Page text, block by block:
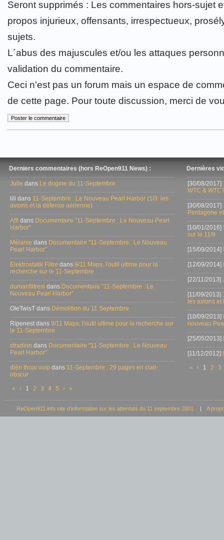
Seront supprimés : Les commentaires hors-sujet
propos injurieux, offensants, irrespectueux,
sujets.
L´abus des majuscules et/ou les attaques
validation du commentaire.
Ceci n'est pas un forum mais un espace de
de cette page. Pour toute discussion, merci de
Derniers commentaires (hors ReOpen911 News) :
Julie dans Le dogme du 11-Septembre
lili dans 11-Septembre : Le Nouveau Pearl Harbor (1/3: les
avions et la défense aérienne)
Affi dans Documentaire "11-Septembre : Le Nouveau Pearl
Harbor"
Mélanie dans Documentaire "11-Septembre : Le Nouveau
Pearl Harbor"
Elektrostatik Filtre dans 9/11 Maps, l'outil ultime pour la
recherche sur le 11-Septembre
dumanfiltresi dans Documentaire "11-Septembre : Le
Nouveau Pearl Harbor"
OleTwisT dans Démolition du 11 Septembre
Ripenest dans 9/11 Maps, l'outil ultime pour la recherche sur
le 11-Septembre
stradion dans Documentaire "11-Septembre : Le Nouveau
Pearl Harbor"
điện thoại voip dans 11-Septembre : 29 pages en clair-
obscur
«
‹ 1 2 3 4 5 › »
Dernières
[30/08/2017]
WTC &
[30/08/2017]
Pentagone
[10/01/2016]
sur le 11/9
[15/09/2014]
[12/09/2014]
[22/11/2013]
[11/09/2013]
les avions
[10/09/2013]
nouveau
[25/05/2013]
[11/12/2012]
«
‹ 1 2 3
ReOpen911.info site d’information sur les attentats du 11 septembre 2001 | A